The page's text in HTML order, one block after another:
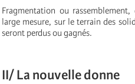
Fragmentation ou
large mesure, sur le terrain des
seront perdus ou gagnés.
II/ La nouvelle donne